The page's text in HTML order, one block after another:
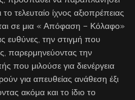
τελευταίο ίχνος αξιοπρέπειας
σε μια « Απόφαση – Κόλαφο»
ευθύνες, την στιγμή που
παρερμηνεύοντας την
που μιλούσε για διενέργεια
για απευθείας ανάθεση έξι
ακόμα και το ίδιο το